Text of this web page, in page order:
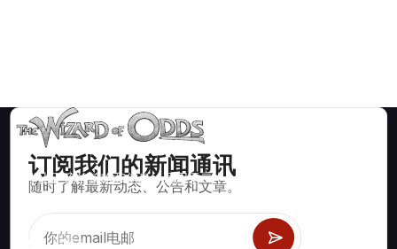
订阅我们的新闻通讯
随时了解最新动态、公告和文章。
数学上正确的策略和信息，适用于二十一点、掷骰子、轮盘赌等
数百种可玩的赌场游戏。